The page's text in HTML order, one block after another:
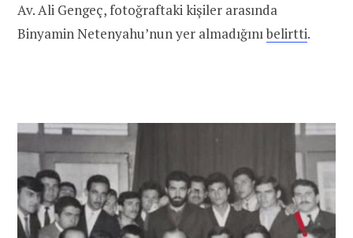
Av. Ali Gengeç, fotoğraftaki kişiler arasında
Binyamin Netenyahu’nun yer almadığınıbelirtti.